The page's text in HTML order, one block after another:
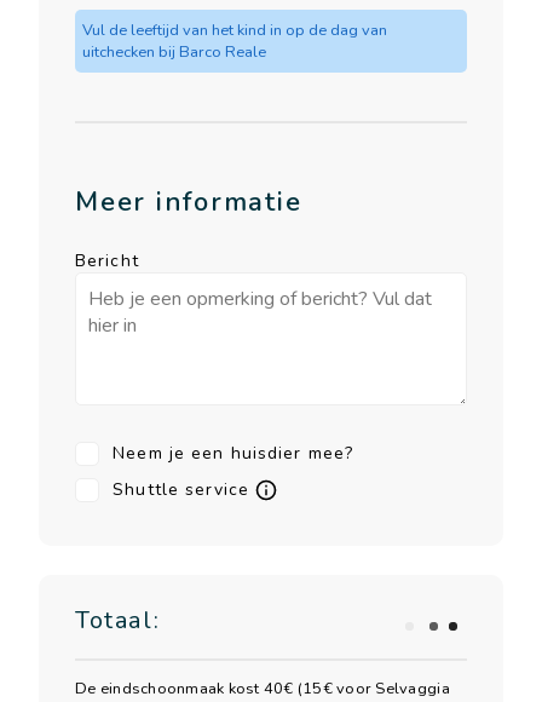
Vul de leeftijd van het kind in op de dag van
uitchecken bij Barco Reale
Meer informatie
Bericht
Neem je een huisdier mee?
Shuttle service
Totaal:
De eindschoonmaak kost 40€ (15€ voor Selvaggia